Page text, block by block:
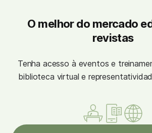
O melhor do mercado
revistas
Tenha acesso à eventos e
biblioteca virtual e